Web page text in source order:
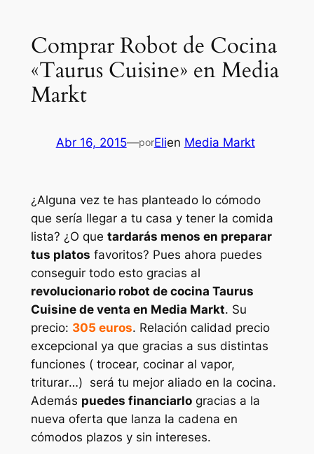
Comprar Robot de Cocina
«Taurus Cuisine» en Media
Markt
Abr 16, 2015—porElien Media Markt
¿Alguna vez te has planteado lo cómodo
que sería llegar a tu casa y tener la comida
lista? ¿O que tardarás menos en preparar
tus platos favoritos? Pues ahora puedes
conseguir todo esto gracias al
revolucionario robot de cocina Taurus
Cuisine de venta en Media Markt. Su
precio: 305 euros. Relación calidad precio
excepcional ya que gracias a sus distintas
funciones ( trocear, cocinar al vapor,
triturar…) será tu mejor aliado en la cocina.
Además puedes financiarlogracias a la
nueva oferta que lanza la cadena en
cómodos plazos y sin intereses.